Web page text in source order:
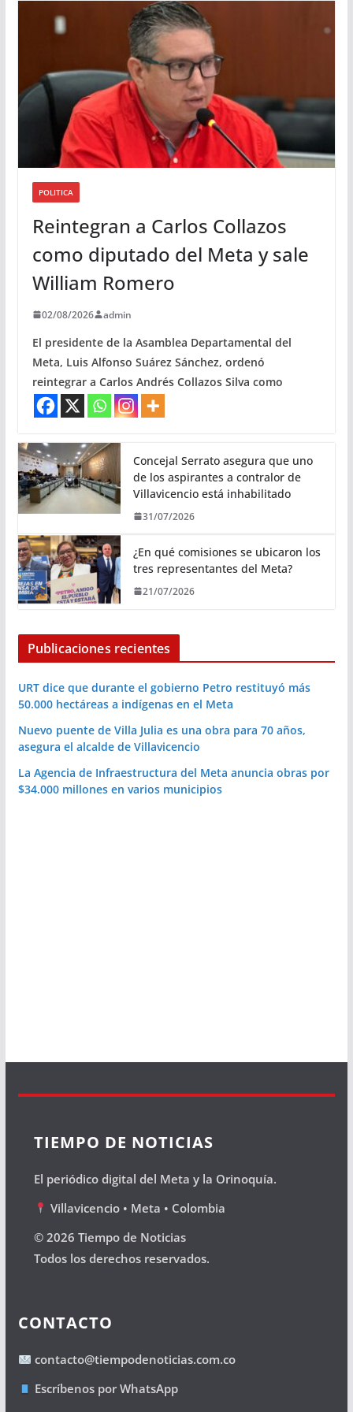
POLITICA
Reintegran a Carlos Collazos
como diputado del Meta y sale
William Romero
02/08/2026 admin
El presidente de la Asamblea Departamental del
Meta, Luis Alfonso Suárez Sánchez, ordenó
reintegrar a Carlos Andrés Collazos Silva como
Concejal Serrato asegura que uno
de los aspirantes a contralor de
Villavicencio está inhabilitado
31/07/2026
¿En qué comisiones se ubicaron los
tres representantes del Meta?
21/07/2026
Publicaciones recientes
URT dice que durante el gobierno Petro restituyó más
50.000 hectáreas a indígenas en el Meta
Nuevo puente de Villa Julia es una obra para 70 años,
asegura el alcalde de Villavicencio
La Agencia de Infraestructura del Meta anuncia obras por
$34.000 millones en varios municipios
TIEMPO DE NOTICIAS
El periódico digital del Meta y la Orinoquía.
Villavicencio • Meta • Colombia
© 2026 Tiempo de Noticias
Todos los derechos reservados.
CONTACTO
contacto@tiempodenoticias.com.co
Escríbenos por WhatsApp